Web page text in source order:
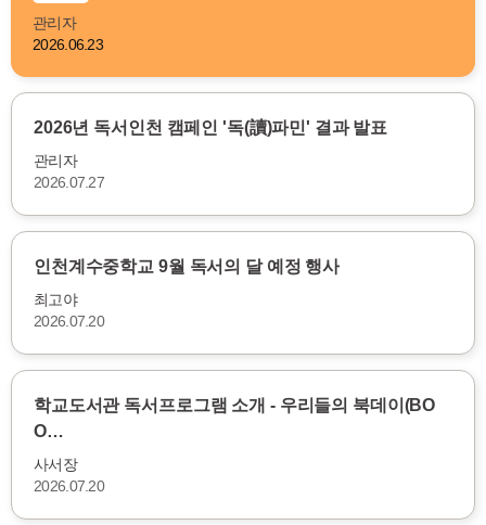
관리자
2026.06.23
2026년 독서인천 캠페인 '독(讀)파민' 결과 발표
관리자
2026.07.27
인천계수중학교 9월 독서의 달 예정 행사
최고야
2026.07.20
학교도서관 독서프로그램 소개 - 우리들의 북데이(BO
O…
사서장
2026.07.20